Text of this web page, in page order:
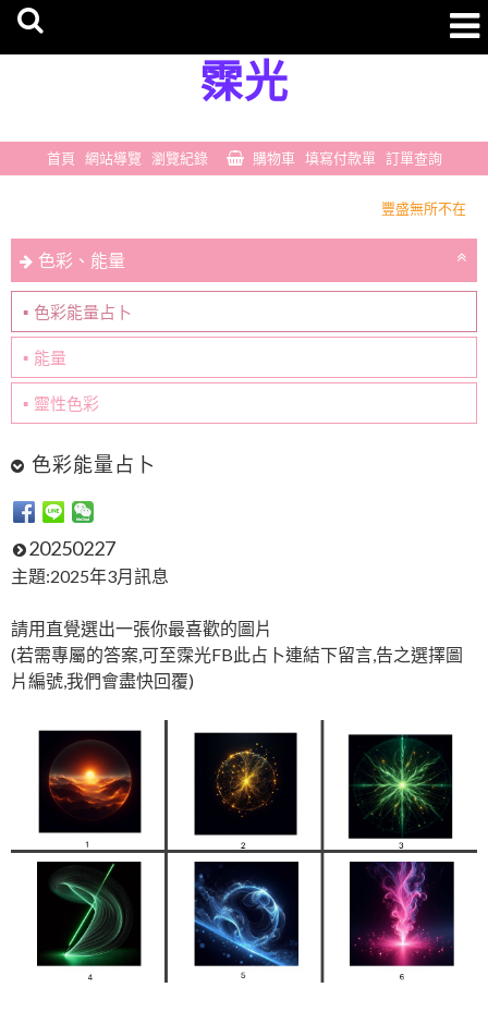
霂光
首頁 網站導覽 瀏覽紀錄 購物車 填寫付款單 訂單查詢
豐盛無所不在
一切剛剛好
色彩、能量
色彩能量占卜
能量
靈性色彩
色彩能量占卜
20250227
主題:2025年3月訊息
請用直覺選出一張你最喜歡的圖片
(若需專屬的答案,可至霂光FB此占卜連結下留言,告之選擇圖
片編號,我們會盡快回覆)